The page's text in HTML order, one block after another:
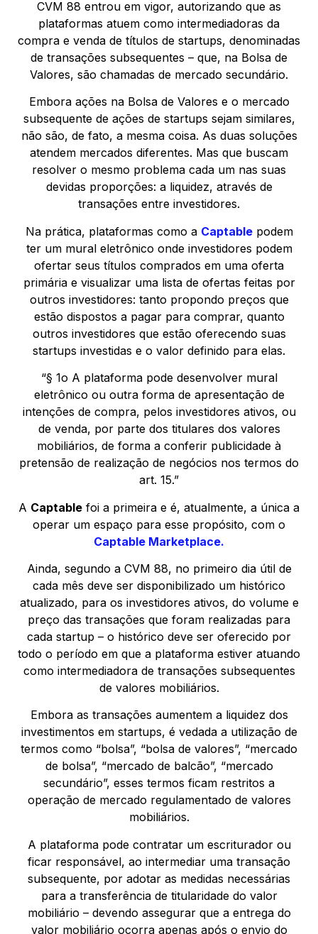
CVM 88 entrou em vigor, autorizando que as
plataformas atuem como intermediadoras da
compra e venda de títulos de startups, denominadas
de transações subsequentes – que, na Bolsa de
Valores, são chamadas de mercado secundário.
Embora ações na Bolsa de Valores e o mercado
subsequente de ações de startups sejam similares,
não são, de fato, a mesma coisa. As duas soluções
atendem mercados diferentes. Mas que buscam
resolver o mesmo problema cada um nas suas
devidas proporções: a liquidez, através de
transações entre investidores.
Na prática, plataformas como a Captablepodem
ter um mural eletrônico onde investidores podem
ofertar seus títulos comprados em uma oferta
primária e visualizar uma lista de ofertas feitas por
outros investidores: tanto propondo preços que
estão dispostos a pagar para comprar, quanto
outros investidores que estão oferecendo suas
startups investidas e o valor definido para elas.
“§ 1o A plataforma pode desenvolver mural
eletrônico ou outra forma de apresentação de
intenções de compra, pelos investidores ativos, ou
de venda, por parte dos titulares dos valores
mobiliários, de forma a conferir publicidade à
pretensão de realização de negócios nos termos do
art. 15.”
A Captable foi a primeira e é, atualmente, a única a
operar um espaço para esse propósito, com o
Captable Marketplace.
Ainda, segundo a CVM 88, no primeiro dia útil de
cada mês deve ser disponibilizado um histórico
atualizado, para os investidores ativos, do volume e
preço das transações que foram realizadas para
cada startup – o histórico deve ser oferecido por
todo o período em que a plataforma estiver atuando
como intermediadora de transações subsequentes
de valores mobiliários.
Embora as transações aumentem a liquidez dos
investimentos em startups, é vedada a utilização de
termos como “bolsa”, “bolsa de valores”, “mercado
de bolsa”, “mercado de balcão”, “mercado
secundário”, esses termos ficam restritos a
operação de mercado regulamentado de valores
mobiliários.
A plataforma pode contratar um escriturador ou
ficar responsável, ao intermediar uma transação
subsequente, por adotar as medidas necessárias
para a transferência de titularidade do valor
mobiliário – devendo assegurar que a entrega do
valor mobiliário ocorra apenas após o envio do